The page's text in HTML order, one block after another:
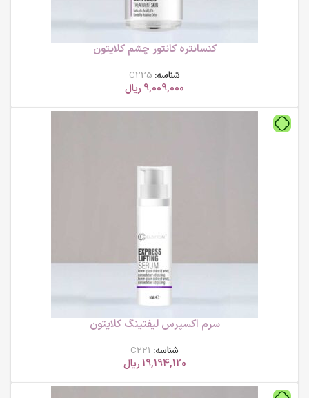
کنسانتره کانتور چشم کلایتون
شناسه: C225
9,009,000 ریال
سرم اکسپرس لیفتینگ کلایتون
شناسه: C221
19,194,120ریال